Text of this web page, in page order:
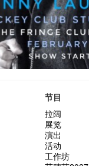
节目
拉阔
展览
演出
活动
工作坊